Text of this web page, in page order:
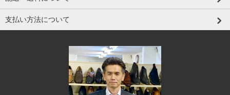
支払い方法について